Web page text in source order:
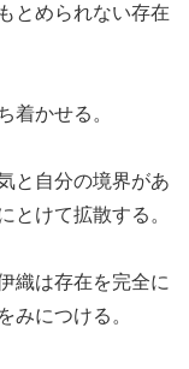
とめられない存在
着かせる。
と自分の境界があ
とけて拡散する。
織は存在を完全に
みにつける。